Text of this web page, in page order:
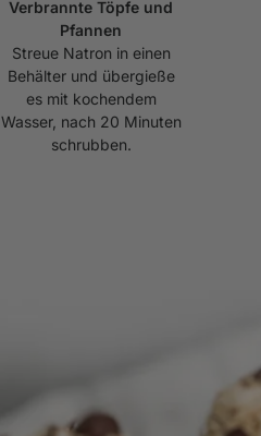
Verbrannte Töpfe und
Pfannen
Streue Natron in einen
Behälter und übergieße
es mit kochendem
Wasser, nach 20 Minuten
schrubben.